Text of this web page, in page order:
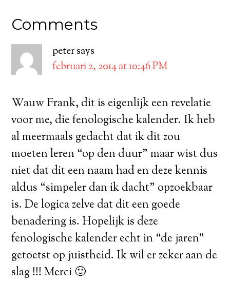
Comments
petersays
februari 2, 2014 at 10:46 PM
Wauw Frank, dit is eigenlijk een revelatie
voor me, die fenologische kalender. Ik heb
al meermaals gedacht dat ik dit zou
moeten leren “op den duur” maar wist dus
niet dat dit een naam had en deze kennis
aldus “simpeler dan ik dacht” opzoekbaar
is. De logica zelve dat dit een goede
benadering is. Hopelijk is deze
fenologische kalender echt in “de jaren”
getoetst op juistheid. Ik wil er zeker aan de
slag !!! Merci 🙂